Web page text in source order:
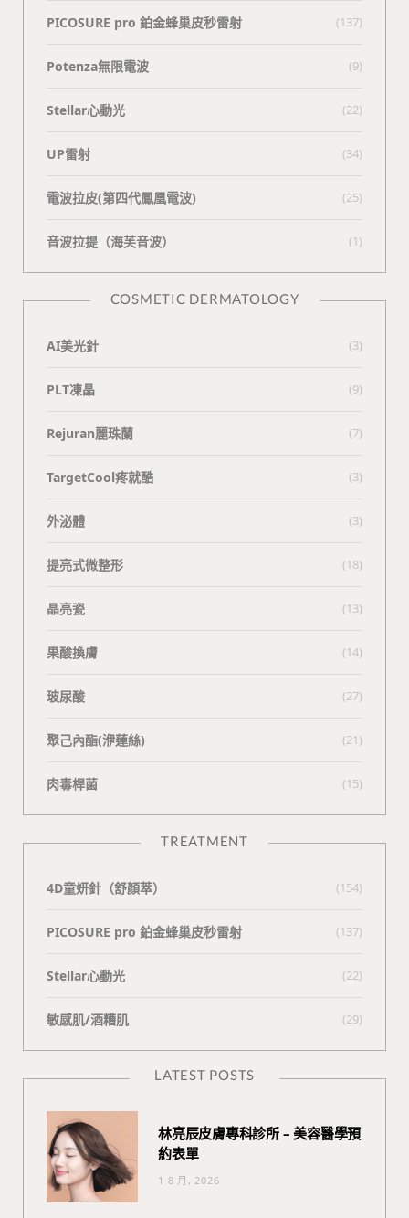
PICOSURE pro 鉑金蜂巢皮秒雷射 (137)
Potenza無限電波 (9)
Stellar心動光 (22)
UP雷射 (34)
電波拉皮(第四代鳳凰電波) (25)
⾳波拉提（海芙⾳波） (1)
COSMETIC DERMATOLOGY
AI美光針 (3)
PLT凍晶 (9)
Rejuran麗珠蘭 (7)
TargetCool疼就酷 (3)
外泌體 (3)
提亮式微整形 (18)
晶亮瓷 (13)
果酸換膚 (14)
玻尿酸 (27)
聚己內酯(洢蓮絲) (21)
肉毒桿菌 (15)
TREATMENT
4D童妍針（舒顏萃） (154)
PICOSURE pro 鉑金蜂巢皮秒雷射 (137)
Stellar心動光 (22)
敏感肌/酒糟肌 (29)
LATEST POSTS
林亮辰皮膚專科診所 – 美容醫學預
約表單
1 8 月, 2026